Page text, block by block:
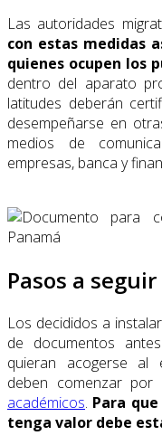
Las autoridades
con estas medidas
quienes ocupen los
dentro del aparato
latitudes deberán
desempeñarse en
medios de
empresas, banca y
Pasos a
Los decididos a
de documentos
quieran acogerse al
deben comenzar
académicos. Para
tenga valor debe